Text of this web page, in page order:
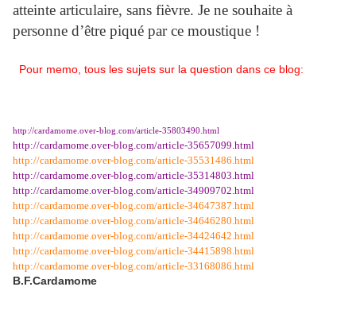
atteinte articulaire, sans fièvre. Je ne souhaite à
personne d’être piqué par ce moustique !
Pour memo, tous les sujets sur la question dans ce blog:
http://cardamome.over-blog.com/article-35803490.html
http://cardamome.over-blog.com/article-35657099.html
http://cardamome.over-blog.com/article-35531486.html
http://cardamome.over-blog.com/article-35314803.html
http://cardamome.over-blog.com/article-34909702.html
http://cardamome.over-blog.com/article-34647387.html
http://cardamome.over-blog.com/article-34646280.html
http://cardamome.over-blog.com/article-34424642.html
http://cardamome.over-blog.com/article-34415898.html
http://cardamome.over-blog.com/article-33168086.html
B.F.Cardamome